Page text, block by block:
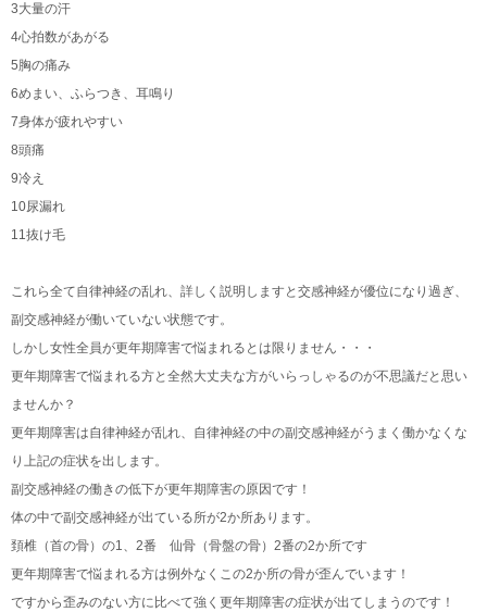
3大量の汗
4心拍数があがる
5胸の痛み
6めまい、ふらつき、耳鳴り
7身体が疲れやすい
8頭痛
9冷え
10尿漏れ
11抜け毛
これら全て自律神経の乱れ、詳しく説明しますと交感神経が優位になり過ぎ、
副交感神経が働いていない状態です。
しかし女性全員が更年期障害で悩まれるとは限りません・・・
更年期障害で悩まれる方と全然大丈夫な方がいらっしゃるのが不思議だと思い
ませんか？
更年期障害は自律神経が乱れ、自律神経の中の副交感神経がうまく働かなくな
り上記の症状を出します。
副交感神経の働きの低下が更年期障害の原因です！
体の中で副交感神経が出ている所が2か所あります。
頚椎（首の骨）の1、2番 仙骨（骨盤の骨）2番の2か所です
更年期障害で悩まれる方は例外なくこの2か所の骨が歪んでいます！
ですから歪みのない方に比べて強く更年期障害の症状が出てしまうのです！